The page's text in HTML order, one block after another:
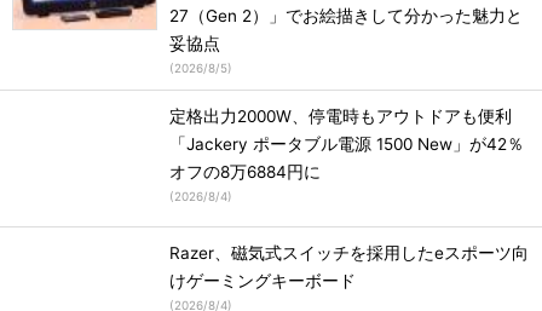
27（Gen 2）」でお絵描きして分かった魅力と
妥協点
(2026/8/5)
定格出力2000W、停電時もアウトドアも便利
「Jackery ポータブル電源 1500 New」が42％
オフの8万6884円に
(2026/8/4)
Razer、磁気式スイッチを採用したeスポーツ向
けゲーミングキーボード
(2026/8/4)